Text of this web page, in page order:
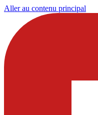
Aller au contenu principal